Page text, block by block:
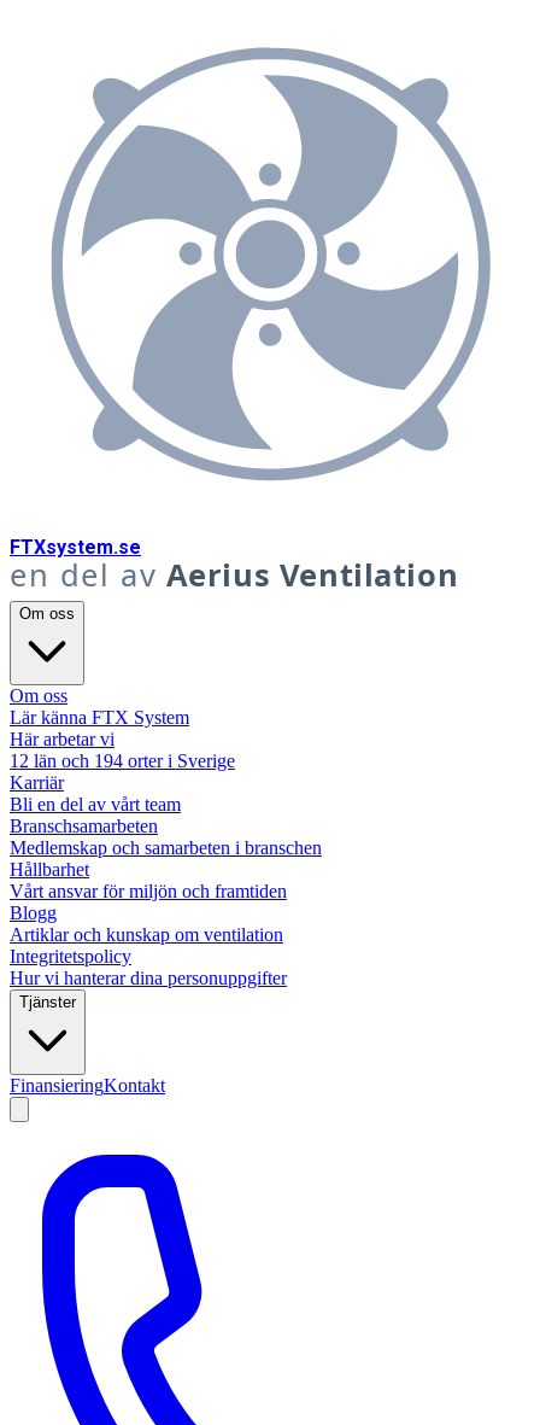
FTXsystem.se
en del av Aerius Ventilation
Om oss
Om oss
Lär känna FTX System
Här arbetar vi
12 län och 194 orter i Sverige
Karriär
Bli en del av vårt team
Branschsamarbeten
Medlemskap och samarbeten i branschen
Hållbarhet
Vårt ansvar för miljön och framtiden
Blogg
Artiklar och kunskap om ventilation
Integritetspolicy
Hur vi hanterar dina personuppgifter
Tjänster
FinansieringKontakt